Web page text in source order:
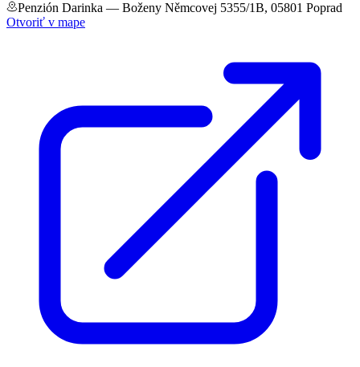
Penzión Darinka — Boženy Němcovej 5355/1B, 05801 Poprad
Otvoriť v mape